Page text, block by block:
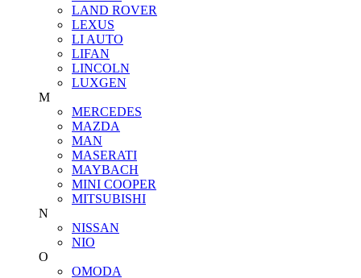
LAND ROVER
LEXUS
LI AUTO
LIFAN
LINCOLN
LUXGEN
M
MERCEDES
MAZDA
MAN
MASERATI
MAYBACH
MINI COOPER
MITSUBISHI
N
NISSAN
NIO
O
OMODA